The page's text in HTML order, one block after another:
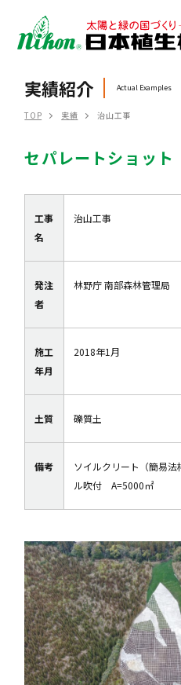
実績紹介 Actual Examples
TOP 実績 治山工事
セパレートショット
工事
名
治山工事
発注
者
林野庁 南部森林管理局
施工
年月
2018年1月
土質 礫質土
備考
ソイルクリート（簡易
ル吹付 A=5000㎡